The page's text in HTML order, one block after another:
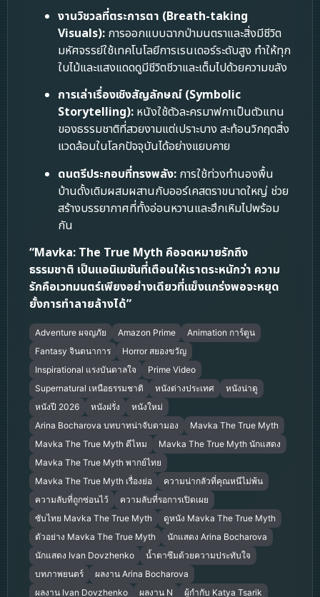
งานวิชวลที่ตระการตา (Breath-taking
Visuals): การออกแบบฉากป่ามนตราและสิ่งมีชีวิต
มหัศจรรย์ใช้เทคโนโลยีการเรนเดอร์ระดับสูง ทำให้ทุก
ใบไม้และแสงแดดดูมีชีวิตชีวาและเต็มไปด้วยความขลัง
การเล่าเรื่องเชิงสัญลักษณ์ (Symbolic
Storytelling): หนังใช้ตัวละครมาฟกาเป็นตัวแทน
ของธรรมชาติที่สวยงามแต่เปราะบาง สะท้อนวิกฤตสิ่ง
แวดล้อมในโลกปัจจุบันได้อย่างแยบคาย
ดนตรีประกอบที่ทรงพลัง: การใช้ท่วงทำนองพื้น
บ้านดั้งเดิมผสมผสานกับออร์เคสตราขนาดใหญ่ ช่วย
สร้างบรรยากาศที่ทั้งอ่อนหวานและฮึกเหิมไปพร้อม
กัน
“Mavka: The True Myth คือจดหมายรักถึง
ธรรมชาติ เป็นแอนิเมชันที่เตือนให้เราตระหนักว่า ความ
รักคือเวทมนตร์เพียงอย่างเดียวที่แข็งแกร่งพอจะหยุด
ยั้งการทำลายล้างได้”
Adventure ผจญภัย Amazon Prime
Animation การ์ตูน
Fantasy จินตนาการ
Horror สยองขวัญ
Inspirational แรงบันดาลใจ
Prime Video
Supernatural เหนือธรรมชาติ
หนังต่างประเทศ
หนังน่าดู
หนังปี 2026
หนังฝรั่ง
หนังใหม่
Arina Bocharova บทบาทน่าจับตามอง
Mavka The True Myth
Mavka The True Myth ดีไหม
Mavka The True Myth นักแสดง
Mavka The True Myth พากย์ไทย
Mavka The True Myth เรื่องย่อ
ความน่ากลัวที่คุณหนีไม่พ้น
ความลับที่ถูกซ่อนไว้
ความลับที่รอการเปิดเผย
ซับไทย Mavka The True Myth
ดูหนัง Mavka The True Myth
ตัวอย่าง Mavka The True Myth
นักแสดง Arina Bocharova
นักแสดง Ivan Dovzhenko
น้ำตาซึมด้วยความประทับใจ
บทภาพยนตร์
ผลงาน Arina Bocharova
ผลงาน Ivan Dovzhenko
ผลงาน N ผู้กำกับ Katya Tsarik